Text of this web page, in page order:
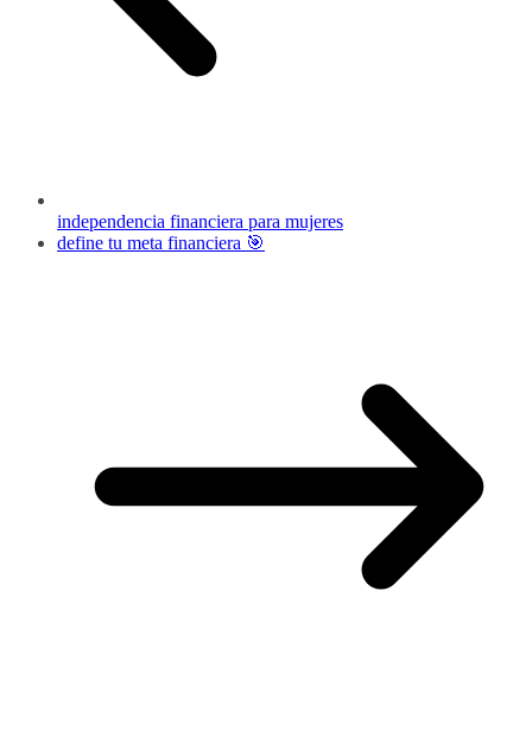
independencia financiera para mujeres
define tu meta financiera 🎯